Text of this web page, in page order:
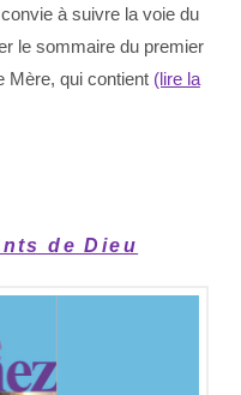
à suivre la voie du
le sommaire du premier
Mère, qui contient (lire la
de Dieu